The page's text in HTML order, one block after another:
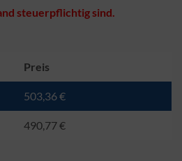
steuerpflichtig sind.
Preis
503,36€
490,77€